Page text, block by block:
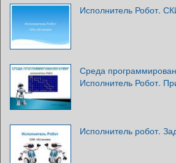
Исполнитель Робот.
Среда
Исполнитель Робот.
Исполнитель робот.